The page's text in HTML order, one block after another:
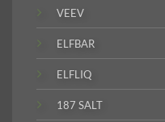
VEEV
ELFBAR
ELFLIQ
187 SALT